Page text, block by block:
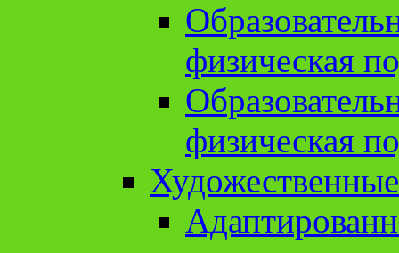
физическая
физическая
Художественные